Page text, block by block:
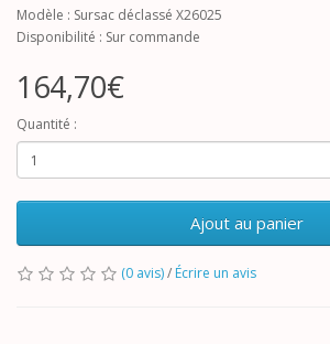
Modèle : Sursac déclassé X26025
Disponibilité : Sur commande
164,70€
Quantité :
Ajout au panier
(0 avis)/ Écrire un avis